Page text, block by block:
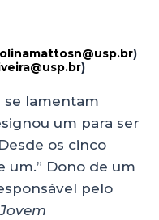
)
)
se lamentam
um para ser
os cinco
um.” Dono de um
pelo